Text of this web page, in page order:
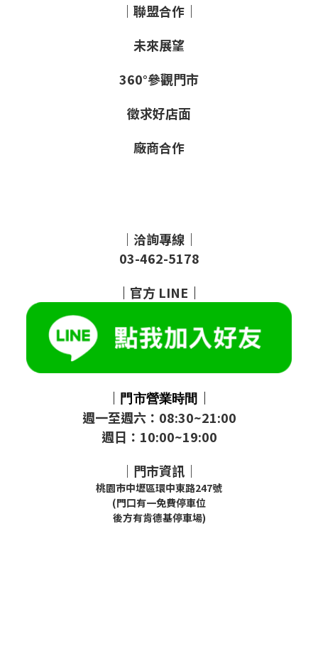
｜聯盟合作｜
未來展望
360°參觀門市
徵求好店面
廠商合作
｜洽詢專線｜
03-462-5178
｜ 官方 LINE ｜
｜ 門市營業時間 ｜
週一至週六：08:30~21:00
週日：10:00~19:00
｜門市資訊｜
桃園市中壢區環中東路247號
(門口有一免費停車位
後方有肯德基停車場)